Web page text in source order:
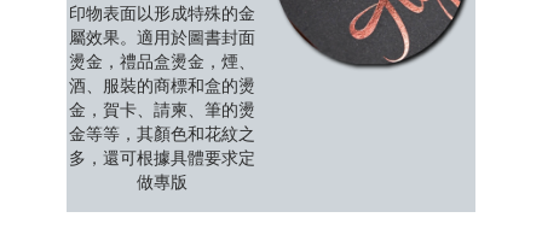
印物表面以形成特殊的金
屬效果。適用於圖書封面
燙金，禮品盒燙金，煙、
酒、服裝的商標和盒的燙
金，賀卡、請柬、筆的燙
金等等，其顏色和花紋之
多，還可根據具體要求定
做專版